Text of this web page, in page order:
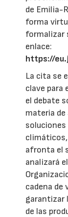
de Emilia-
forma
formalizar
enlace:
https://
La cita se
clave para
el debate
materia de
afronta el
analizará
cadena de
garantizar
de las